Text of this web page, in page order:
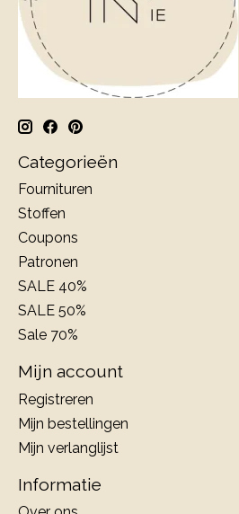
Categorieën
Fournituren
Stoffen
Coupons
Patronen
SALE 40%
SALE 50%
Sale 70%
Mijn account
Registreren
Mijn bestellingen
Mijn verlanglijst
Informatie